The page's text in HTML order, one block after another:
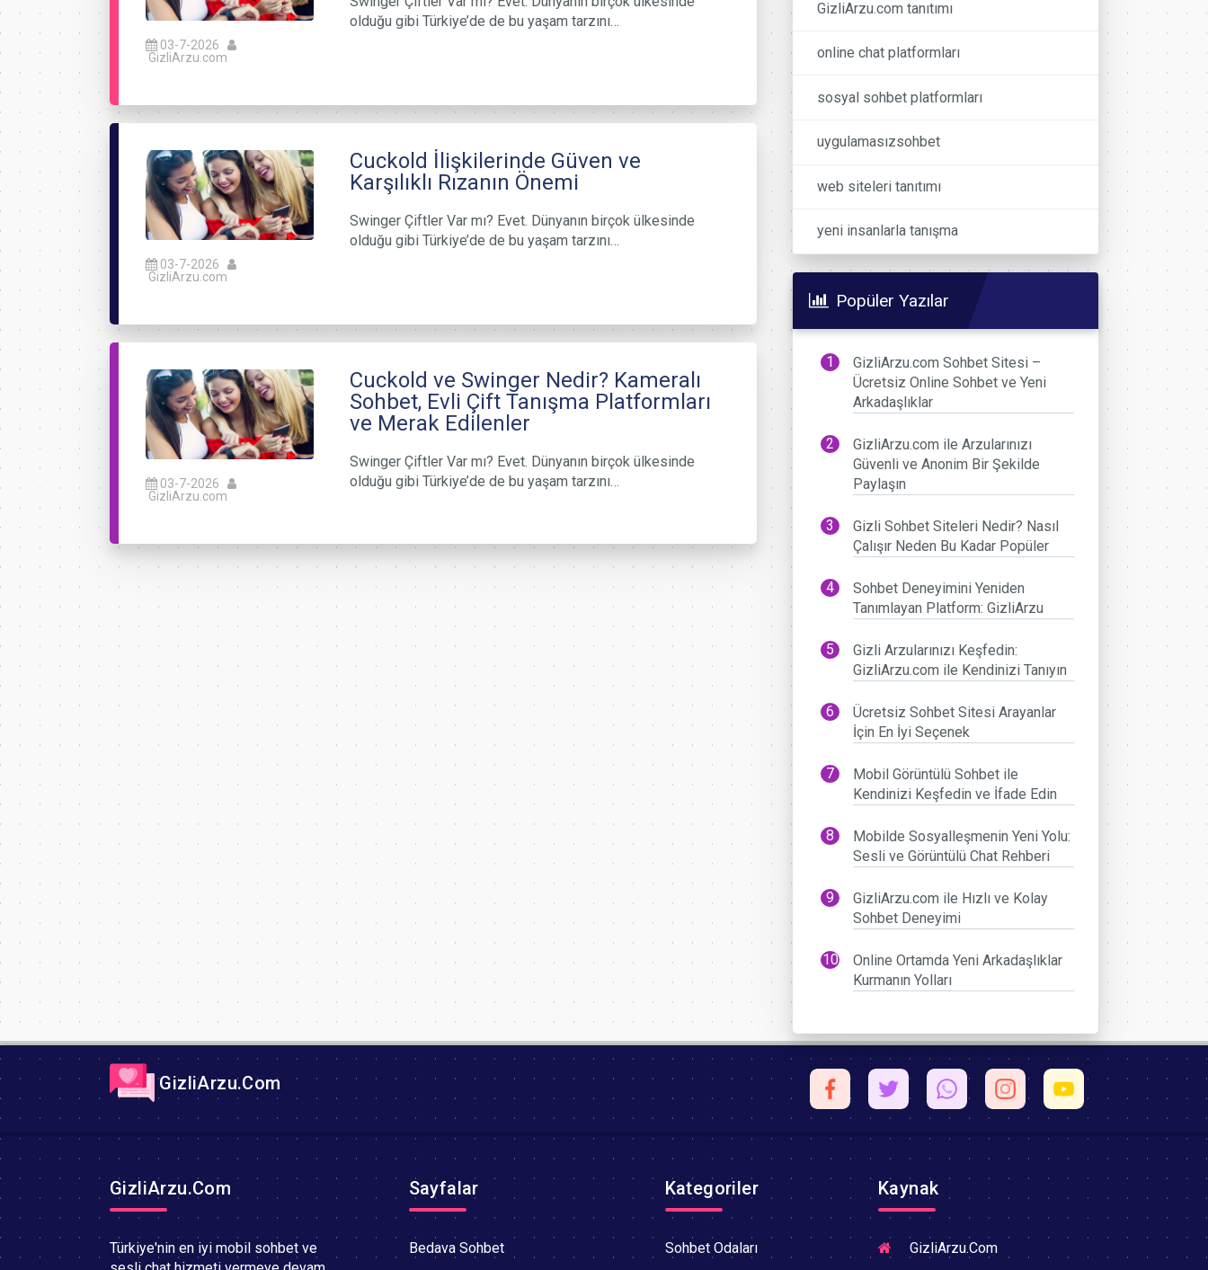
03-7-2026
GizliArzu.com
olduğu gibi Türkiye’de de bu yaşam tarzını…
03-7-2026
GizliArzu.com
Cuckold İlişkilerinde Güven ve
Karşılıklı Rızanın Önemi
Swinger Çiftler Var mı? Evet. Dünyanın birçok ülkesinde
olduğu gibi Türkiye’de de bu yaşam tarzını…
03-7-2026
GizliArzu.com
Cuckold ve Swinger Nedir? Kameralı
Sohbet, Evli Çift Tanışma Platformları
ve Merak Edilenler
Swinger Çiftler Var mı? Evet. Dünyanın birçok ülkesinde
olduğu gibi Türkiye’de de bu yaşam tarzını…
GizliArzu.com tanıtımı
online chat platformları
sosyal sohbet platformları
uygulamasızsohbet
web siteleri tanıtımı
yeni insanlarla tanışma
Popüler Yazılar
GizliArzu.com Sohbet Sitesi –
Ücretsiz Online Sohbet ve Yeni
Arkadaşlıklar
GizliArzu.com ile Arzularınızı
Güvenli ve Anonim Bir Şekilde
Paylaşın
Gizli Sohbet Siteleri Nedir? Nasıl
Çalışır Neden Bu Kadar Popüler
Sohbet Deneyimini Yeniden
Tanımlayan Platform: GizliArzu
Gizli Arzularınızı Keşfedin:
GizliArzu.com ile Kendinizi Tanıyın
Ücretsiz Sohbet Sitesi Arayanlar
İçin En İyi Seçenek
Mobil Görüntülü Sohbet ile
Kendinizi Keşfedin ve İfade Edin
Mobilde Sosyalleşmenin Yeni Yolu:
Sesli ve Görüntülü Chat Rehberi
GizliArzu.com ile Hızlı ve Kolay
Sohbet Deneyimi
Online Ortamda Yeni Arkadaşlıklar
Kurmanın Yolları
GizliArzu.Com
GizliArzu.Com
Türkiye'nin en iyi mobil sohbet ve
Sayfalar
Bedava Sohbet
Kategoriler
Sohbet Odaları
Kaynak
GizliArzu.Com